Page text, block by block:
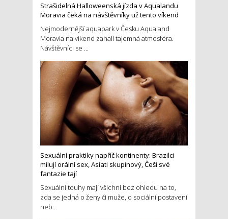
Strašidelná Halloweenská jízda v Aqualandu
Moravia čeká na návštěvníky už tento víkend
Nejmodernější aquapark v Česku Aqualand
Moravia na víkend zahalí tajemná atmosféra.
Návštěvníci se ...
Sexuální praktiky napříč kontinenty: Brazilci
milují orální sex, Asiati skupinový, Češi své
fantazie tají
Sexuální touhy mají všichni bez ohledu na to,
zda se jedná o ženy či muže, o sociální postavení
neb...